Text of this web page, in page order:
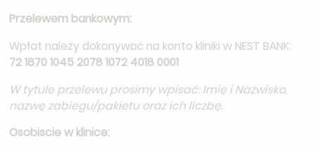
Przelewem bankowym:
Wpłat należy dokonywać na konto kliniki w NEST BANK:
72 1870 1045 2078 1072 4018 0001
W tytule przelewu prosimy wpisać: Imię i Nazwisko,
nazwę zabiegu/pakietu oraz ich liczbę.
Osobiscie w klinice: